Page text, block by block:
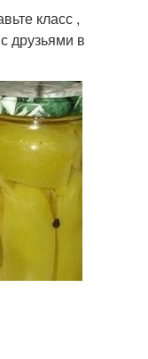
класс ,
друзьями в